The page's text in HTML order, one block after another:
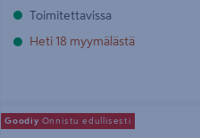
Toimitettavissa
Heti 18 myymälästä
Lehtikompostikehikko Goodiy
90x90x70cm
Goodiy Onnistu edullisesti